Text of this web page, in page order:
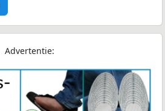
Advertentie: